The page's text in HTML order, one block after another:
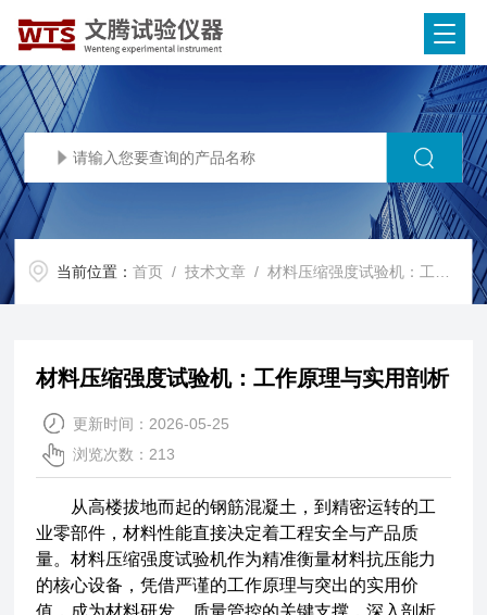
当前位置：首页 /技术文章 / 材料压缩强度试验机：工作原理与实用剖析
材料压缩强度试验机：工作原理与实用剖析
更新时间：2026-05-25
浏览次数：213
从高楼拔地而起的钢筋混凝土，到精密运转的工
业零部件，材料性能直接决定着工程安全与产品质
量。材料压缩强度试验机作为精准衡量材料抗压能力
的核心设备，凭借严谨的工作原理与突出的实用价
值，成为材料研发、质量管控的关键支撑，深入剖析